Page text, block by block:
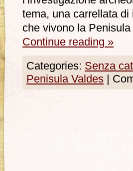
tema, una carrellata
che vivono la
Continue reading »
Categories: Senza
Penisula Valdes